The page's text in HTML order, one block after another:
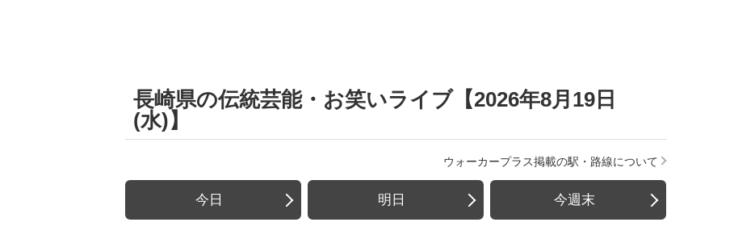
長崎県の伝統芸能・お笑いライブ【2026年8月19日
(水)】
ウォーカープラス掲載の駅・路線について
今日 明日 今週末